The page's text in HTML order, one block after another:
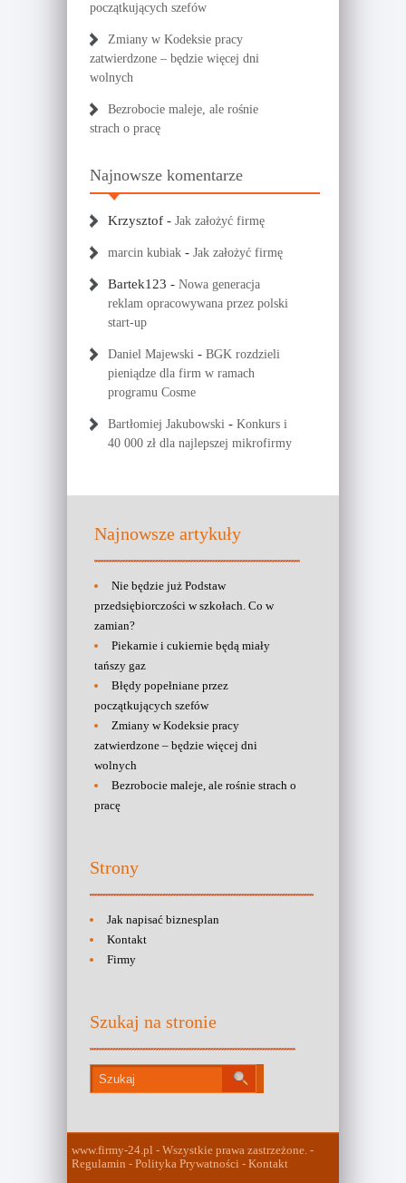
początkujących szefów
Zmiany w Kodeksie pracy
zatwierdzone – będzie więcej dni
wolnych
Bezrobocie maleje, ale rośnie
strach o pracę
Najnowsze komentarze
Krzysztof - Jak założyć firmę
marcin kubiak - Jak założyć firmę
Bartek123 - Nowa generacja
reklam opracowywana przez polski
start-up
Daniel Majewski - BGK rozdzieli
pieniądze dla firm w ramach
programu Cosme
Bartłomiej Jakubowski - Konkurs i
40 000 zł dla najlepszej mikrofirmy
Najnowsze artykuły
Nie będzie już Podstaw
przedsiębiorczości w szkołach. Co w
zamian?
Piekarnie i cukiernie będą miały
tańszy gaz
Błędy popełniane przez
początkujących szefów
Zmiany w Kodeksie pracy
zatwierdzone – będzie więcej dni
wolnych
Bezrobocie maleje, ale rośnie strach o
pracę
Strony
Jak napisać biznesplan
Kontakt
Firmy
Szukaj na stronie
www.firmy-24.pl - Wszystkie prawa zastrzeżone. -
Regulamin - Polityka Prywatności - Kontakt